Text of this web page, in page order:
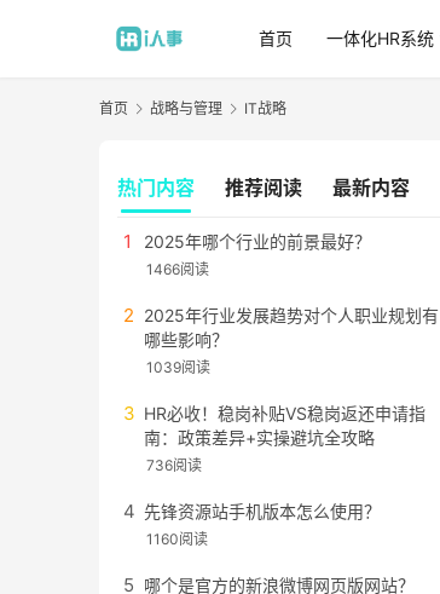
首页 一体化HR系统
首页 战略与管理 IT战略
热门内容 推荐阅读 最新内容
2025年哪个行业的前景最好？
1466阅读
2025年行业发展趋势对个人职业规划有
哪些影响？
1039阅读
HR必收！稳岗补贴VS稳岗返还申请指
南：政策差异+实操避坑全攻略
736阅读
先锋资源站手机版本怎么使用？
1160阅读
哪个是官方的新浪微博网页版网站？